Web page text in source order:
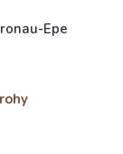
Epe